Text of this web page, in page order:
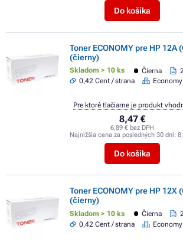
Do košíka
Toner ECONOMY pre HP 12A
(čierny)
Skladom > 10 ks Čierna
0,42 Cent / strana
Economy
8,47 €
6,89 € bez DPH
Najnižšia cena za posledných 30 dní:
Do košíka
Pre ktoré tlačiarne je produkt
Toner ECONOMY pre HP 12X
(čierny)
Skladom > 10 ks Čierna
0,42 Cent / strana
Economy